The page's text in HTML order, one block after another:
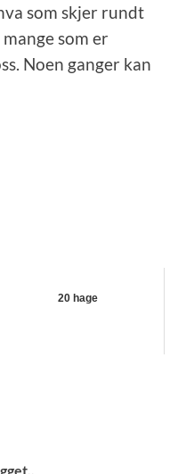
som skjer rundt
som er
Noen ganger kan
20 hage